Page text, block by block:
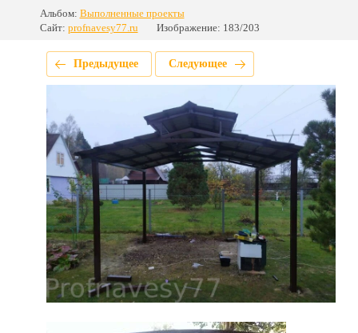
Альбом: Выполненные проекты
Сайт: profnavesy77.ru Изображение: 183/203
Предыдущее Следующее